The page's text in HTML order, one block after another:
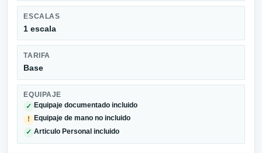
ESCALAS
1 escala
TARIFA
Base
EQUIPAJE
✓ Equipaje documentado incluido
! Equipaje de mano no incluido
✓ Articulo Personal incluido